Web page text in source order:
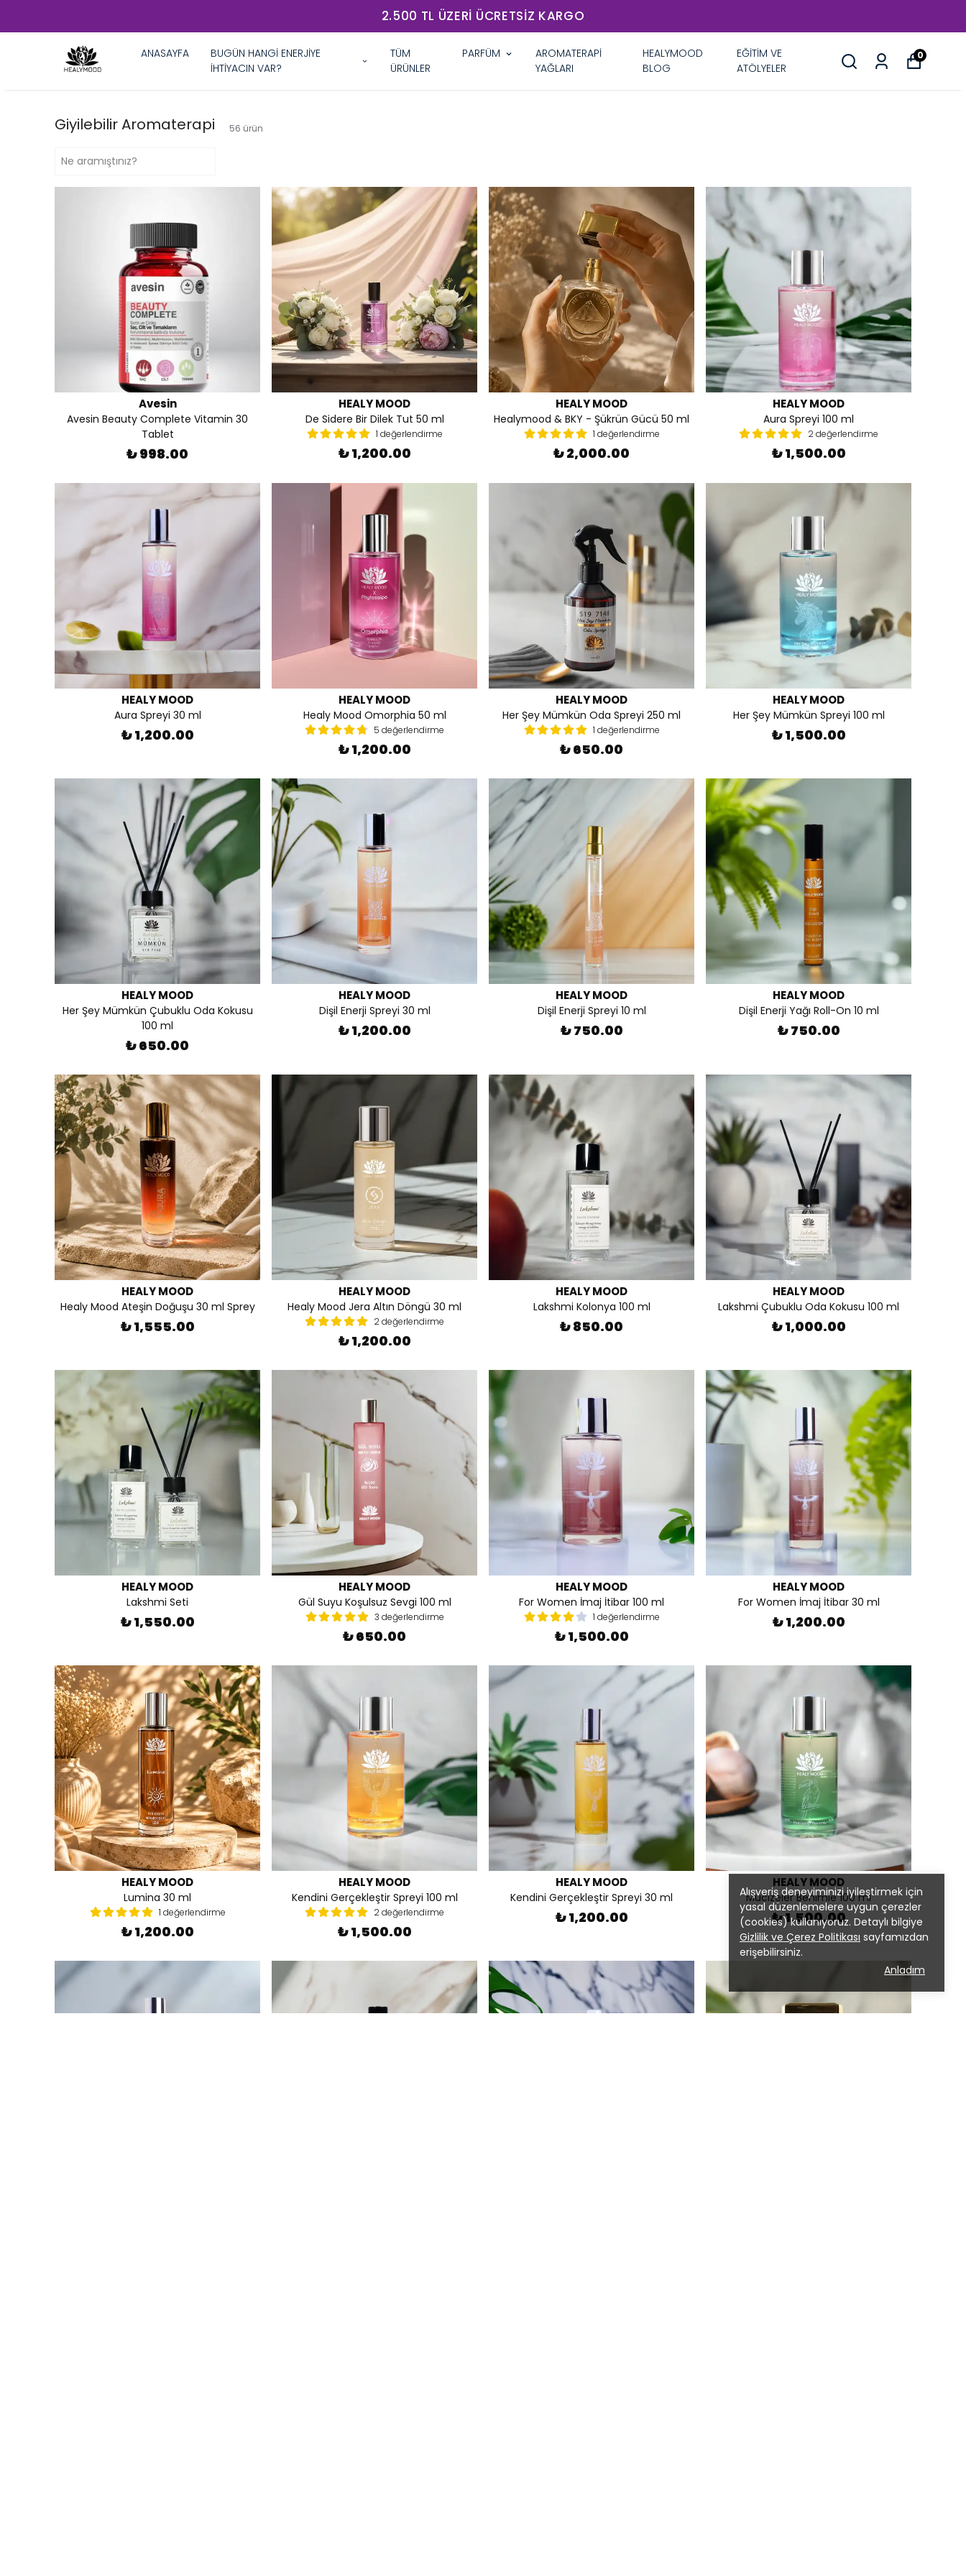
2.500 TL ÜZERI ÜCRETSIZ KARGO
ANASAYFA
BUGÜN HANGİ ENERJİYE
İHTİYACIN VAR?
TÜM
ÜRÜNLER
PARFÜM
AROMATERAPİ
YAĞLARI
HEALYMOOD
BLOG
EĞİTİM VE
ATÖLYELER
0
Alışveriş deneyiminizi iyileştirmek için
yasal düzenlemelere uygun çerezler
(cookies) kullanıyoruz. Detaylı bilgiye
Gizlilik ve Çerez Politikası sayfamızdan
erişebilirsiniz.
Anladım
Giyilebilir Aromaterapi 56 ürün
Avesin
Avesin Beauty Complete Vitamin 30
Tablet
₺ 998.00
HEALY MOOD
De Sidere Bir Dilek Tut 50 ml
1 değerlendirme
₺ 1,200.00
HEALY MOOD
Healymood & BKY - Şükrün Gücü 50 ml
1 değerlendirme
₺ 2,000.00
HEALY MOOD
Aura Spreyi 100 ml
2 değerlendirme
₺ 1,500.00
HEALY MOOD
Aura Spreyi 30 ml
₺ 1,200.00
HEALY MOOD
Healy Mood Omorphia 50 ml
5 değerlendirme
₺ 1,200.00
HEALY MOOD
Her Şey Mümkün Oda Spreyi 250 ml
1 değerlendirme
₺ 650.00
HEALY MOOD
Her Şey Mümkün Spreyi 100 ml
₺ 1,500.00
HEALY MOOD
Her Şey Mümkün Çubuklu Oda Kokusu
100 ml
₺ 650.00
HEALY MOOD
Dişil Enerji Spreyi 30 ml
₺ 1,200.00
HEALY MOOD
Dişil Enerji Spreyi 10 ml
₺ 750.00
HEALY MOOD
Dişil Enerji Yağı Roll-On 10 ml
₺ 750.00
HEALY MOOD
Healy Mood Ateşin Doğuşu 30 ml Sprey
₺ 1,555.00
HEALY MOOD
Healy Mood Jera Altın Döngü 30 ml
2 değerlendirme
₺ 1,200.00
HEALY MOOD
Lakshmi Kolonya 100 ml
₺ 850.00
HEALY MOOD
Lakshmi Çubuklu Oda Kokusu 100 ml
₺ 1,000.00
HEALY MOOD
Lakshmi Seti
₺ 1,550.00
HEALY MOOD
Gül Suyu Koşulsuz Sevgi 100 ml
3 değerlendirme
₺ 650.00
HEALY MOOD
For Women İmaj İtibar 100 ml
1 değerlendirme
₺ 1,500.00
HEALY MOOD
For Women İmaj İtibar 30 ml
₺ 1,200.00
HEALY MOOD
Lumina 30 ml
1 değerlendirme
₺ 1,200.00
HEALY MOOD
Kendini Gerçekleştir Spreyi 100 ml
2 değerlendirme
₺ 1,500.00
HEALY MOOD
Kendini Gerçekleştir Spreyi 30 ml
₺ 1,200.00
HEALY MOOD
Mucizeler Benimle 100 ml
₺ 1,500.00